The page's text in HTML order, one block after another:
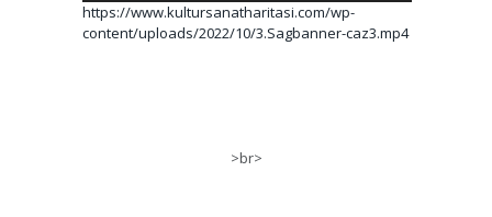
https://www.kultursanatharitasi.com/wp-
content/uploads/2022/10/3.Sagbanner-caz3.mp4
>br>